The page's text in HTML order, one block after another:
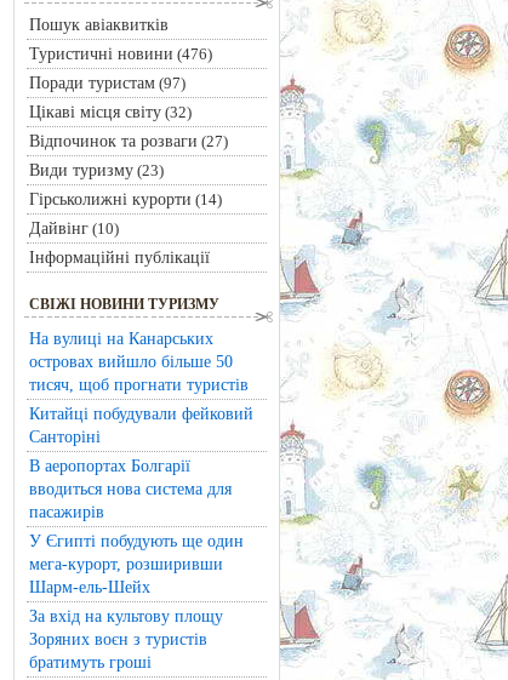
Пошук авіаквитків
Туристичні новини (476)
Поради туристам(97)
Цікаві місця світу(32)
Відпочинок та розваги (27)
Види туризму(23)
Гірськолижні курорти (14)
Дайвінг(10)
Інформаційні публікації
СВІЖІ НОВИНИ ТУРИЗМУ
На вулиці на Канарських
островах вийшло більше 50
тисяч, щоб прогнати туристів
Китайці побудували фейковий
Санторіні
В аеропортах Болгарії
вводиться нова система для
пасажирів
У Єгипті побудують ще один
мега-курорт, розширивши
Шарм-ель-Шейх
За вхід на культову площу
Зоряних воєн з туристів
братимуть гроші